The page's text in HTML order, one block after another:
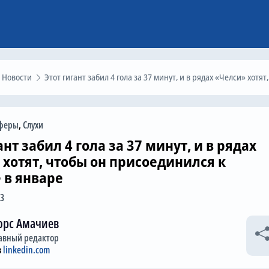
Новости Этот гигант забил 4 гола за 37 минут, и в рядах «Челси» хотят, чтобы он присоединился к команде в январе
,Слухи
забил 4 гола за 37 минут, и в рядах
чтобы он присоединился к
январе
Амачиев
редактор
linkedin.com